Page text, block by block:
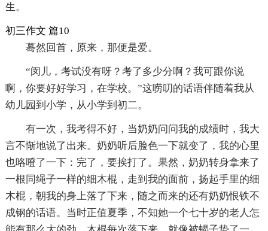
生。
初三作文 篇10
蓦然回首，原来，那便是爱。
“闵儿，考试没有呀？考了多少分啊？我可跟你说
啊，你要好好学习，在学校。”这唠叨的话语伴随着我从
幼儿园到小学，从小学到初二。
有一次，我考得不好，当奶奶问问我的成绩时，我大
言不惭地说了出来。奶奶听后脸色一下就变了，我的心里
也咯噔了一下：完了，要挨打了。果然，奶奶转身拿来了
一根同绳子一样的细木棍，走到我的面前，扬起手里的细
木棍，朝我的身上落了下来，随之而来的还有奶奶恨铁不
成钢的话语。当时正值夏季，不知她一个七十岁的老人怎